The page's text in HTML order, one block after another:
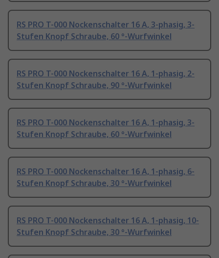
RS PRO T-000 Nockenschalter 16 A, 3-phasig, 3-
Stufen Knopf Schraube, 60 °-Wurfwinkel
RS PRO T-000 Nockenschalter 16 A, 1-phasig, 2-
Stufen Knopf Schraube, 90 °-Wurfwinkel
RS PRO T-000 Nockenschalter 16 A, 1-phasig, 3-
Stufen Knopf Schraube, 60 °-Wurfwinkel
RS PRO T-000 Nockenschalter 16 A, 1-phasig, 6-
Stufen Knopf Schraube, 30 °-Wurfwinkel
RS PRO T-000 Nockenschalter 16 A, 1-phasig, 10-
Stufen Knopf Schraube, 30 °-Wurfwinkel